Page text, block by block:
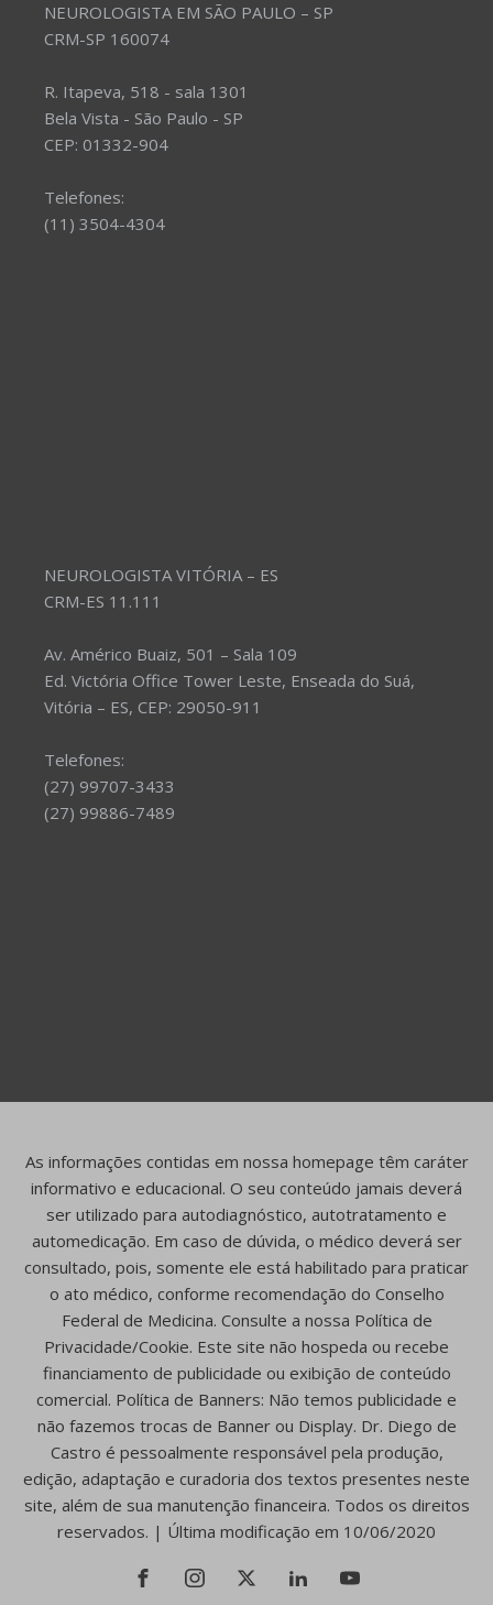
NEUROLOGISTA EM SÃO PAULO – SP
CRM-SP 160074
R. Itapeva, 518 - sala 1301
Bela Vista - São Paulo - SP
CEP: 01332-904
Telefones:
(11) 3504-4304
NEUROLOGISTA VITÓRIA – ES
CRM-ES 11.111
Av. Américo Buaiz, 501 – Sala 109
Ed. Victória Office Tower Leste, Enseada do Suá,
Vitória – ES, CEP: 29050-911
Telefones:
(27) 99707-3433
(27) 99886-7489
As informações contidas em nossa homepage têm caráter
informativo e educacional. O seu conteúdo jamais deverá
ser utilizado para autodiagnóstico, autotratamento e
automedicação. Em caso de dúvida, o médico deverá ser
consultado, pois, somente ele está habilitado para praticar
o ato médico, conforme recomendação do Conselho
Federal de Medicina. Consulte a nossa Política de
Privacidade/Cookie. Este site não hospeda ou recebe
financiamento de publicidade ou exibição de conteúdo
comercial. Política de Banners: Não temos publicidade e
não fazemos trocas de Banner ou Display. Dr. Diego de
Castro é pessoalmente responsável pela produção,
edição, adaptação e curadoria dos textos presentes neste
site, além de sua manutenção financeira. Todos os direitos
reservados. | Última modificação em 10/06/2020